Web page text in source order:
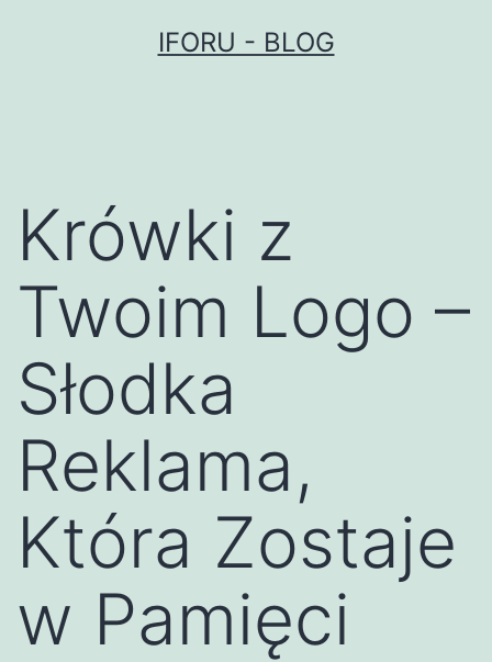
IFORU - BLOG
Krówki z
Twoim Logo –
Słodka
Reklama,
Która Zostaje
w Pamięci